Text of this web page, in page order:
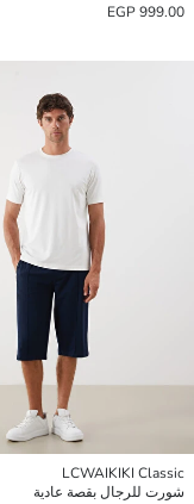
999.00 EGP
LCWAIKIKI Classic
شورت للرجال بقصة عادية